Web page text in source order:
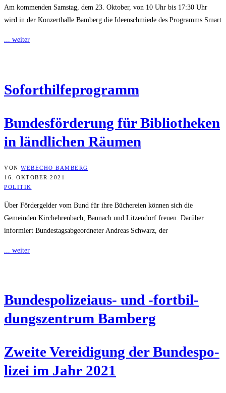
Am kommenden Samstag, dem 23. Oktober, von 10 Uhr bis 17:30 Uhr
wird in der Konzerthalle Bamberg die Ideenschmiede des Programms Smart
... weiter
Sofort­hil­fe­pro­gramm
Bun­des­för­de­rung für Biblio­the­ken
in länd­li­chen Räumen
VON WEBECHO BAMBERG
16. OKTOBER 2021
POLITIK
Über Fördergelder vom Bund für ihre Büchereien können sich die
Gemeinden Kirchehrenbach, Baunach und Litzendorf freuen. Darüber
informiert Bundestagsabgeordneter Andreas Schwarz, der
... weiter
Bun­des­po­li­zei­aus- und ‑fort­bil­
dungs­zen­trum Bamberg
Zwei­te Ver­ei­di­gung der Bun­des­po­
li­zei im Jahr 2021